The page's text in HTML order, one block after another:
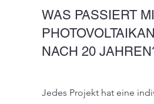
WAS PASSIERT
NACH 20
Jedes Projekt hat eine